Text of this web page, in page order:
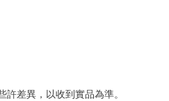
許差異，以收到實品為準。